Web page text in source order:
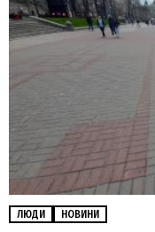
ЛЮДИ НОВИНИ